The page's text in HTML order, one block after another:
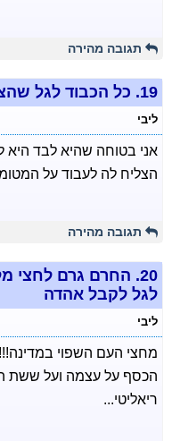
תגובה מהירה
19. כל הכבוד לגל
ליבי
אני בטוחה שהיא לבד היא
הצליח לה לעבוד על
תגובה מהירה
20. החרם גרם לחצי
לגל לקבל אהדה
ליבי
מחצי העם השפוי
הכסף על עצמה ועל ששת
ריאליטי...